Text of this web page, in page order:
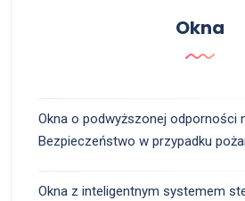
Okna
Okna o podwyższonej odporności
Bezpieczeństwo w przypadku
Okna z inteligentnym systemem